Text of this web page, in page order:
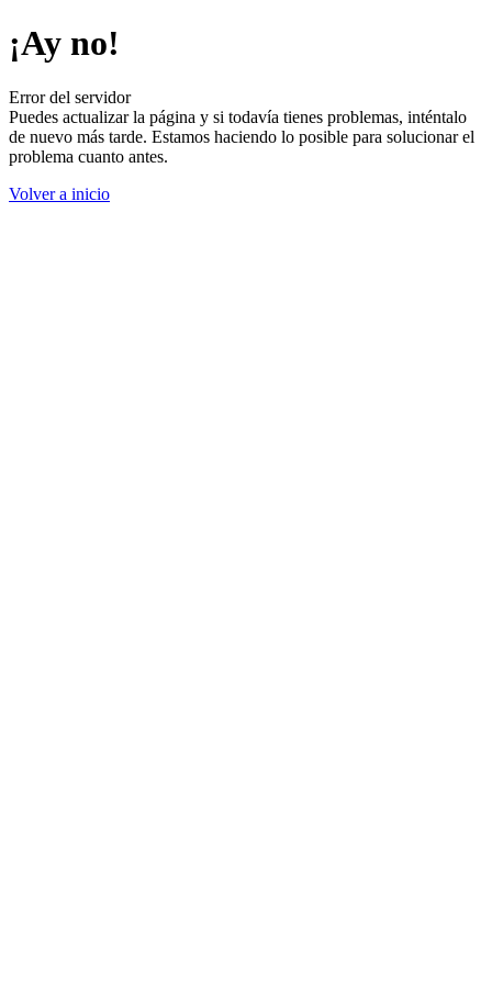
¡Ay no!
Error del servidor
Puedes actualizar la página y si todavía tienes problemas, inténtalo
de nuevo más tarde. Estamos haciendo lo posible para solucionar el
problema cuanto antes.
Volver a inicio